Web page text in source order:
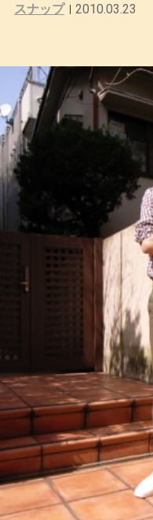
スナップ
2010.03.23